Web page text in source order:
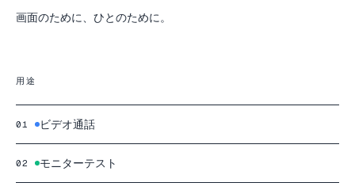
画面のために、ひとのために。
用途
01 ビデオ通話
02 モニターテスト